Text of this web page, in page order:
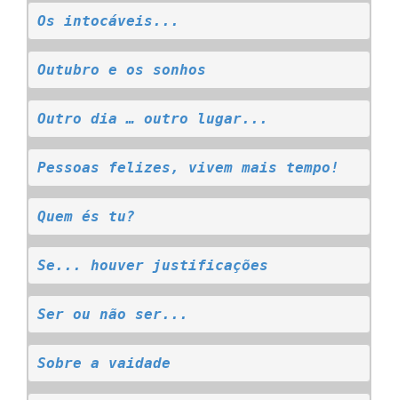
Os intocáveis...
Outubro e os sonhos
Outro dia … outro lugar...
Pessoas felizes, vivem mais tempo!
Quem és tu?
Se... houver justificações
Ser ou não ser...
Sobre a vaidade